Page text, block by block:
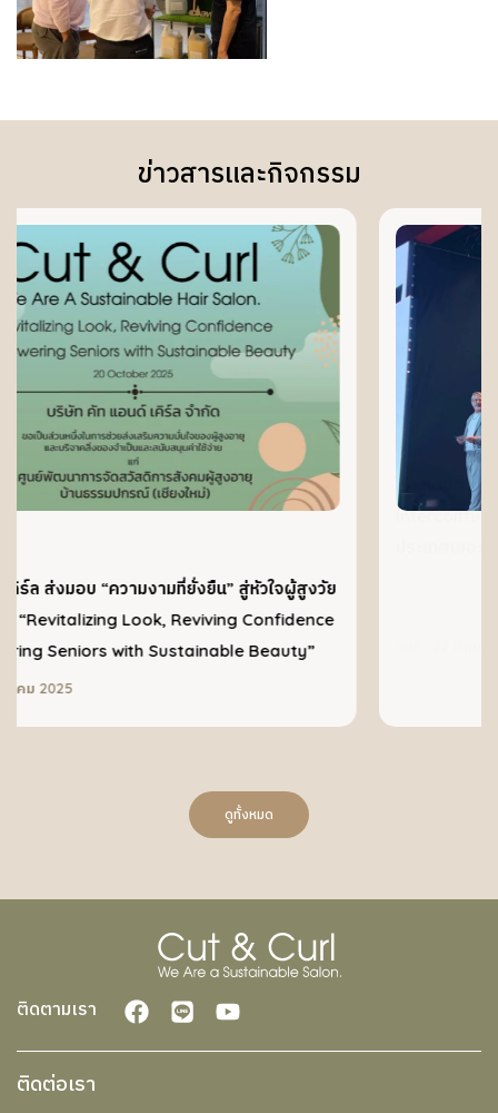
ข่าวสารและกิจกรรม
” สู่หัวใจผู้สูงวัย
Confidence
Beauty”
ประเทศเยอรมนี
ดูทั้งหมด
ติดตามเรา
ติดต่อเรา